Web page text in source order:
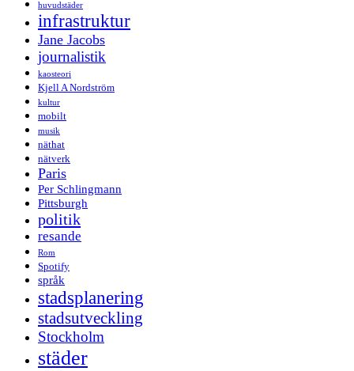
huvudstäder
infrastruktur
Jane Jacobs
journalistik
kaosteori
Kjell A Nordström
kultur
mobilt
musik
näthat
nätverk
Paris
Per Schlingmann
Pittsburgh
politik
resande
Rom
Spotify
språk
stadsplanering
stadsutveckling
Stockholm
städer